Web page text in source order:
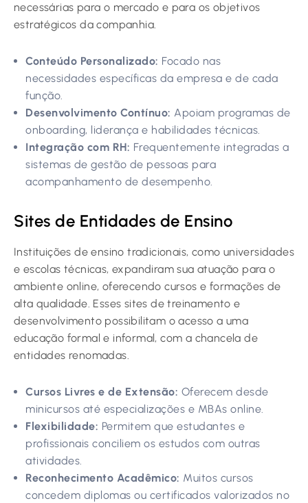
necessárias para o mercado e para os objetivos
estratégicos da companhia.
Conteúdo Personalizado: Focado nas
necessidades específicas da empresa e de cada
função.
Desenvolvimento Contínuo: Apoiam programas de
onboarding, liderança e habilidades técnicas.
Integração com RH: Frequentemente integradas a
sistemas de gestão de pessoas para
acompanhamento de desempenho.
Sites de Entidades de Ensino
Instituições de ensino tradicionais, como universidades
e escolas técnicas, expandiram sua atuação para o
ambiente online, oferecendo cursos e formações de
alta qualidade. Esses sites de treinamento e
desenvolvimento possibilitam o acesso a uma
educação formal e informal, com a chancela de
entidades renomadas.
Cursos Livres e de Extensão: Oferecem desde
minicursos até especializações e MBAs online.
Flexibilidade: Permitem que estudantes e
profissionais conciliem os estudos com outras
atividades.
Reconhecimento Acadêmico: Muitos cursos
concedem diplomas ou certificados valorizados no